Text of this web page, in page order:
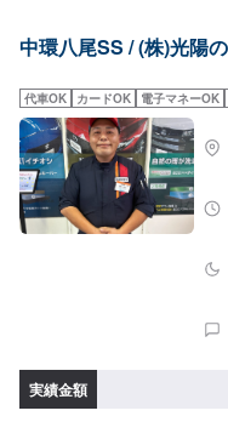
中環八尾SS / (株)光陽
代車OK カードOK 電子マネーOK
実績金額